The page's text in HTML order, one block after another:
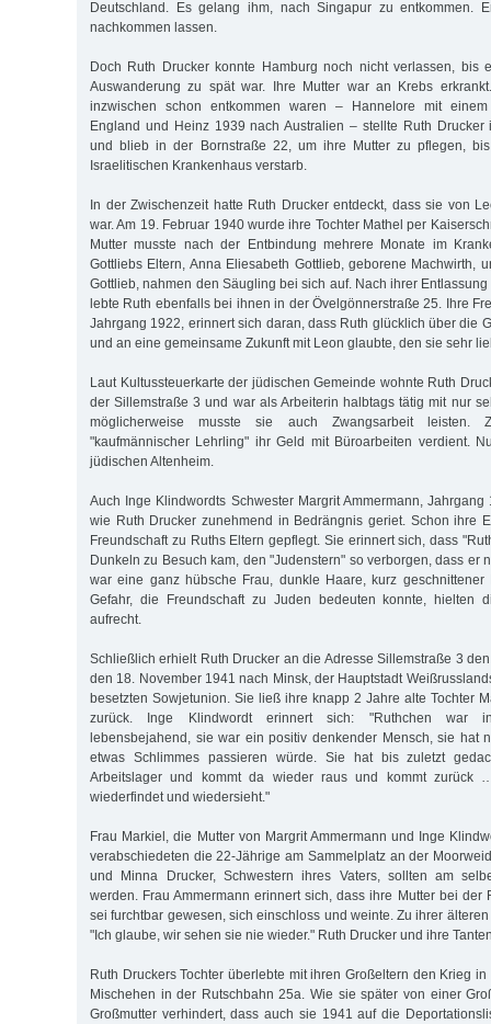
Deutschland. Es gelang ihm, nach Singapur zu entkommen.
nachkommen lassen.
Doch Ruth Drucker konnte Hamburg noch nicht verlassen, bis
Auswanderung zu spät war. Ihre Mutter war an Krebs
inzwischen schon entkommen waren – Hannelore mit einem
England und Heinz 1939 nach Australien – stellte Ruth Drucker
und blieb in der Bornstraße 22, um ihre Mutter zu pflegen,
Israelitischen Krankenhaus verstarb.
In der Zwischenzeit hatte Ruth Drucker entdeckt, dass sie von
war. Am 19. Februar 1940 wurde ihre Tochter Mathel per
Mutter musste nach der Entbindung mehrere Monate im
Gottliebs Eltern, Anna Eliesabeth Gottlieb, geborene Machwirth,
Gottlieb, nahmen den Säugling bei sich auf. Nach ihrer
lebte Ruth ebenfalls bei ihnen in der Övelgönnerstraße 25. Ihre
Jahrgang 1922, erinnert sich daran, dass Ruth glücklich über die
und an eine gemeinsame Zukunft mit Leon glaubte, den sie sehr
Laut Kultussteuerkarte der jüdischen Gemeinde wohnte Ruth
der Sillemstraße 3 und war als Arbeiterin halbtags tätig mit nur
möglicherweise musste sie auch Zwangsarbeit
"kaufmännischer Lehrling" ihr Geld mit Büroarbeiten verdient.
jüdischen Altenheim.
Auch Inge Klindwordts Schwester Margrit Ammermann,
wie Ruth Drucker zunehmend in Bedrängnis geriet. Schon ihre
Freundschaft zu Ruths Eltern gepflegt. Sie erinnert sich, dass
Dunkeln zu Besuch kam, den "Judenstern" so verborgen, dass er
war eine ganz hübsche Frau, dunkle Haare, kurz
Gefahr, die Freundschaft zu Juden bedeuten konnte, hielten
aufrecht.
Schließlich erhielt Ruth Drucker an die Adresse Sillemstraße 3
den 18. November 1941 nach Minsk, der Hauptstadt
besetzten Sowjetunion. Sie ließ ihre knapp 2 Jahre alte Tochter
zurück. Inge Klindwordt erinnert sich: "Ruthchen war
lebensbejahend, sie war ein positiv denkender Mensch, sie hat
etwas Schlimmes passieren würde. Sie hat bis zuletzt
Arbeitslager und kommt da wieder raus und kommt
wiederfindet und wiedersieht."
Frau Markiel, die Mutter von Margrit Ammermann und Inge
verabschiedeten die 22-Jährige am Sammelplatz an der
und Minna Drucker, Schwestern ihres Vaters, sollten am
werden. Frau Ammermann erinnert sich, dass ihre Mutter bei der
sei furchtbar gewesen, sich einschloss und weinte. Zu ihrer
"Ich glaube, wir sehen sie nie wieder." Ruth Drucker und ihre
Ruth Druckers Tochter überlebte mit ihren Großeltern den Krieg
Mischehen in der Rutschbahn 25a. Wie sie später von einer
Großmutter verhindert, dass auch sie 1941 auf die